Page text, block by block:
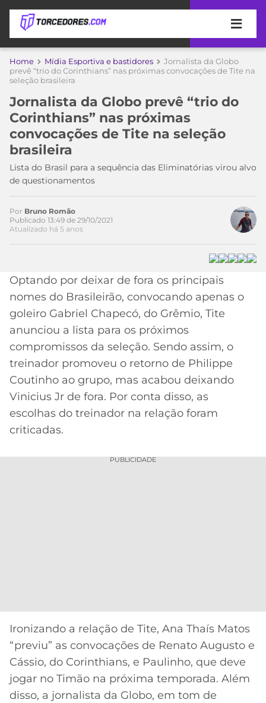
APOSTAS
DICAS
DE
APOSTA
MELHORES
SITES
DE
APOSTAS
2026
CÓDIGO
CÓDIGO
DE
INDICAÇÃO
BET365
CÓDIGO
BETANO
MELHORES
APPS
DE
ÚLTIMAS
COPA
DO
MUNDO
TIMES
MEU
TIME
CORINTHIANS
SÃO
PAULO
SANTOS
FLAMENGO
FLUMINENSE
CRUZEIRO
CAMPEONATOS
LIBERTADORES
COPA
DO
BRASIL
PREMIER
LEAGUE
COPA
AMERICANA
MERCADO
DA
BOLA
PALPITES
Home Mídia Esportiva e bastidores
Jornalista da Globo
prevê “trio do Corinthians” nas próximas convocações de Tite na
seleção brasileira
Jornalista da Globo prevê “trio do
Corinthians” nas próximas
convocações de Tite na seleção
brasileira
Lista do Brasil para a sequência das Eliminatórias virou alvo
de questionamentos
Por Bruno Romão
Publicado 13:49 de 29/10/2021
Atualizado há 5 anos
Optando por deixar de fora os principais
nomes do Brasileirão, convocando apenas o
goleiro Gabriel Chapecó, do Grêmio, Tite
anunciou a lista para os próximos
compromissos da seleção. Sendo assim, o
treinador promoveu o retorno de Philippe
Coutinho ao grupo, mas acabou deixando
Vinicius Jr de fora. Por conta disso, as
escolhas do treinador na relação foram
criticadas.
PUBLICIDADE
Ironizando a relação de Tite, Ana Thaís Matos
“previu” as convocações de Renato Augusto e
Cássio, do Corinthians, e Paulinho, que deve
jogar no Timão na próxima temporada. Além
disso, a jornalista da Globo, em tom de